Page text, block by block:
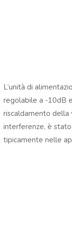
L’unità di
regolabile a -10dB
riscaldamento della
interferenze, è
tipicamente nelle